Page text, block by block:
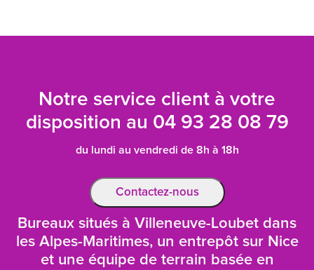
Notre service client à votre
disposition au 04 93 28 08 79
du lundi au vendredi de 8h à 18h
Contactez-nous
Bureaux situés à Villeneuve-Loubet dans
les Alpes-Maritimes, un entrepôt sur Nice
et une équipe de terrain basée en